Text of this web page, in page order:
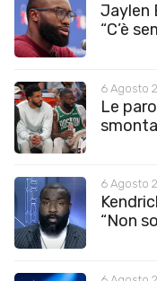
Jaylen
“C’è
6 Agosto
Le
6 Agosto
“Non